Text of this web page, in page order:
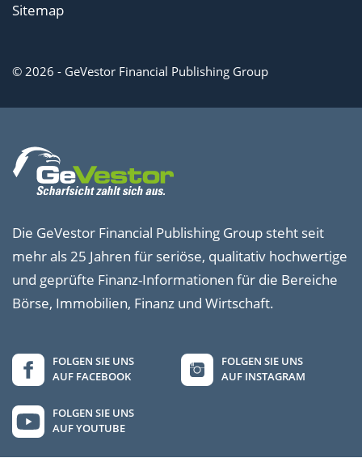
Sitemap
© 2026 - GeVestor Financial Publishing Group
Die GeVestor Financial Publishing Group steht seit
mehr als 25 Jahren für seriöse, qualitativ hochwertige
und geprüfte Finanz-Informationen für die Bereiche
Börse, Immobilien, Finanz und Wirtschaft.
FOLGEN SIE UNS
AUF FACEBOOK
FOLGEN SIE UNS
AUF INSTAGRAM
FOLGEN SIE UNS
AUF YOUTUBE